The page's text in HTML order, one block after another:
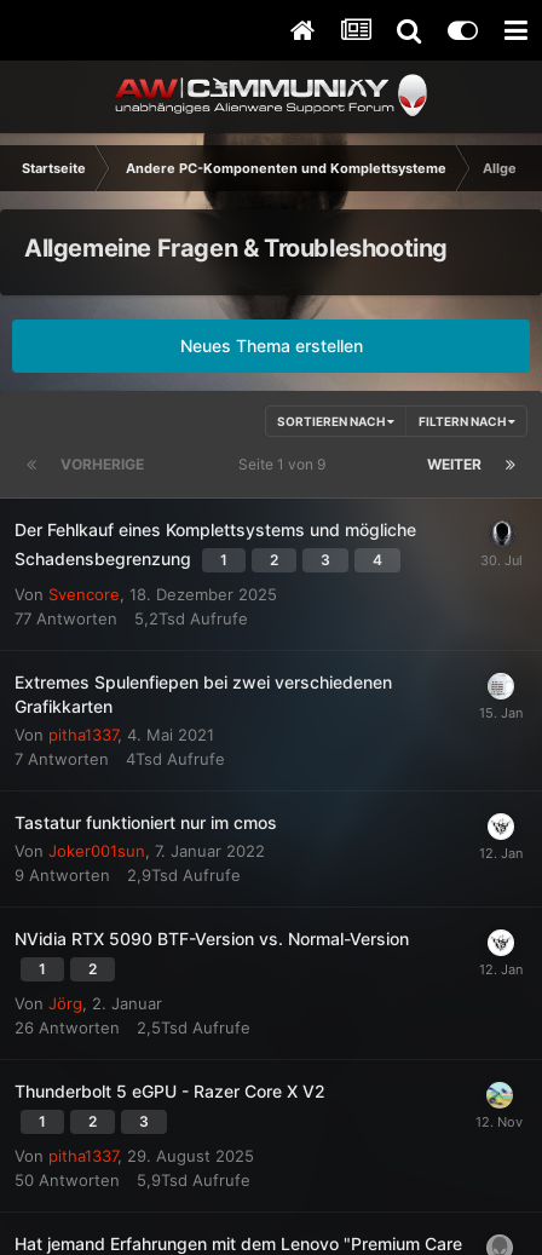
Startseite Andere PC-Komponenten und Komplettsysteme
Allgemeine Fragen & Troubleshooting
Neues Thema erstellen
SORTIEREN NACH FILTERN NACH
VORHERIGE WEITER
Seite 1 von 9
Der Fehlkauf eines Komplettsystems und mögliche
Schadensbegrenzung
1 2 3 4
Von Svencore
18. Dezember 2025
77 Antworten 5,2Tsd Aufrufe
Extremes Spulenfiepen bei zwei verschiedenen
Grafikkarten
Von pitha1337, 4. Mai 2021
7 Antworten 4Tsd Aufrufe
Tastatur funktioniert nur im cmos
Von Joker001sun 7. Januar 2022
9 Antworten 2,9Tsd Aufrufe
NVidia RTX 5090 BTF-Version vs. Normal-Version
1 2
Von Jörg
2. Januar
26 Antworten 2,5Tsd Aufrufe
Thunderbolt 5 eGPU - Razer Core X V2
1 2 3
Von pitha1337, 29. August 2025
50 Antworten 5,9Tsd Aufrufe
Hat jemand Erfahrungen mit dem Lenovo "Premium Care